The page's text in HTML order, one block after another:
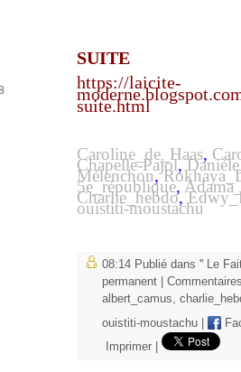
SUITE
https://laicite-
suite.html
Caroline_de_Haas,
Chapelle-Pajol,
Mélenchon,
5e_république,
Charlie_hebdo,
ouistiti-moustachu
08:14 Publié dans '' Le
permanent
albert_camus,
ouistiti-moustachu
Imprimer